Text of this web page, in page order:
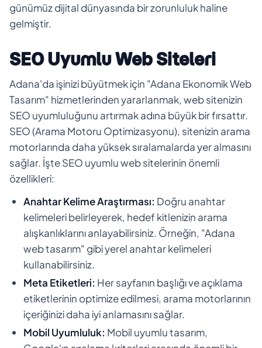
günümüz dijital dünyasında bir zorunluluk haline
gelmiştir.
SEO Uyumlu Web Siteleri
Adana'da işinizi büyütmek için "Adana Ekonomik Web
Tasarım" hizmetlerinden yararlanmak, web sitenizin
SEO uyumluluğunu artırmak adına büyük bir fırsattır.
SEO (Arama Motoru Optimizasyonu), sitenizin arama
motorlarında daha yüksek sıralamalarda yer almasını
sağlar. İşte SEO uyumlu web sitelerinin önemli
özellikleri:
Anahtar Kelime Araştırması: Doğru anahtar
kelimeleri belirleyerek, hedef kitlenizin arama
alışkanlıklarını anlayabilirsiniz. Örneğin, "Adana
web tasarım" gibi yerel anahtar kelimeleri
kullanabilirsiniz.
Meta Etiketleri: Her sayfanın başlığı ve açıklama
etiketlerinin optimize edilmesi, arama motorlarının
içeriğinizi daha iyi anlamasını sağlar.
Mobil Uyumluluk: Mobil uyumlu tasarım,